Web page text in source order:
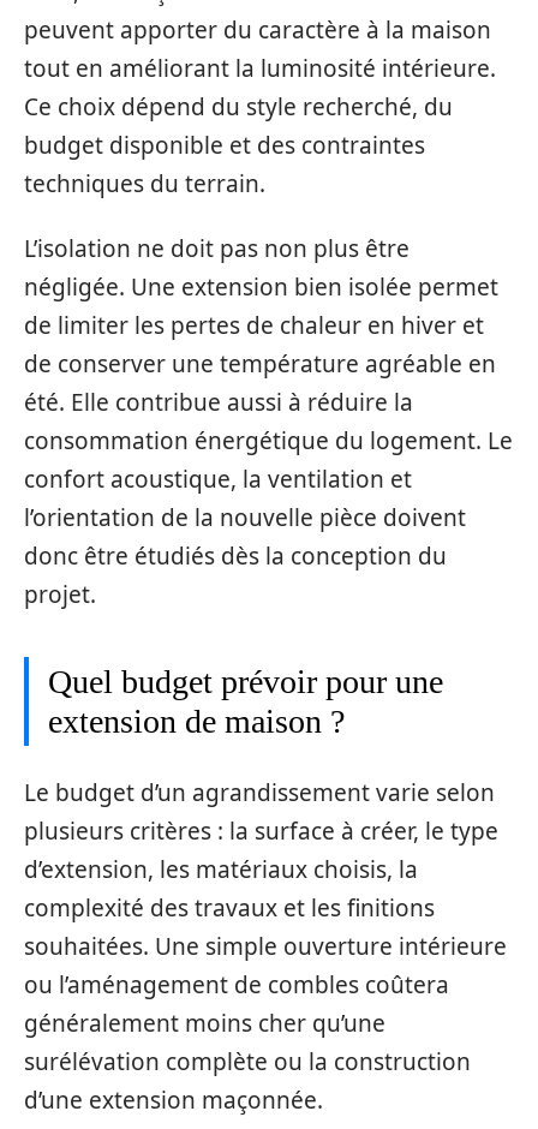
peuvent apporter du caractère à la maison
tout en améliorant la luminosité intérieure.
Ce choix dépend du style recherché, du
budget disponible et des contraintes
techniques du terrain.
L’isolation ne doit pas non plus être
négligée. Une extension bien isolée permet
de limiter les pertes de chaleur en hiver et
de conserver une température agréable en
été. Elle contribue aussi à réduire la
consommation énergétique du logement. Le
confort acoustique, la ventilation et
l’orientation de la nouvelle pièce doivent
donc être étudiés dès la conception du
projet.
Quel budget prévoir pour une
extension de maison ?
Le budget d’un agrandissement varie selon
plusieurs critères : la surface à créer, le type
d’extension, les matériaux choisis, la
complexité des travaux et les finitions
souhaitées. Une simple ouverture intérieure
ou l’aménagement de combles coûtera
généralement moins cher qu’une
surélévation complète ou la construction
d’une extension maçonnée.